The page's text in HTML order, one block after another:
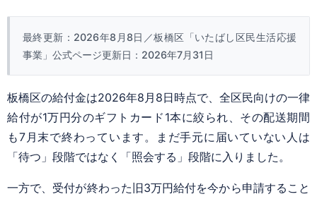
最終更新：2026年8月8日／板橋区「いたばし区民生活応援
事業」公式ページ更新日：2026年7月31日
板橋区の給付金は2026年8月8日時点で、全区民向けの一律
給付が1万円分のギフトカード1本に絞られ、その配送期間
も7月末で終わっています。まだ手元に届いていない人は
「待つ」段階ではなく「照会する」段階に入りました。
一方で、受付が終わった旧3万円給付を今から申請すること